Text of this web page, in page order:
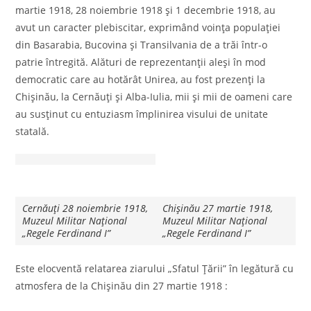
martie 1918, 28 noiembrie 1918 şi 1 decembrie 1918, au
avut un caracter plebiscitar, exprimând voinţa populaţiei
din Basarabia, Bucovina şi Transilvania de a trăi într-o
patrie întregită. Alături de reprezentanţii aleşi în mod
democratic care au hotărât Unirea, au fost prezenţi la
Chişinău, la Cernăuţi şi Alba-Iulia, mii şi mii de oameni care
au susţinut cu entuziasm împlinirea visului de unitate
statală.
Cernăuți 28 noiembrie 1918,
Muzeul Militar Național
„Regele Ferdinand I”
Chișinău 27 martie 1918,
Muzeul Militar Național
„Regele Ferdinand I”
Este elocventă relatarea ziarului „Sfatul Ţării” în legătură cu
atmosfera de la Chişinău din 27 martie 1918 :